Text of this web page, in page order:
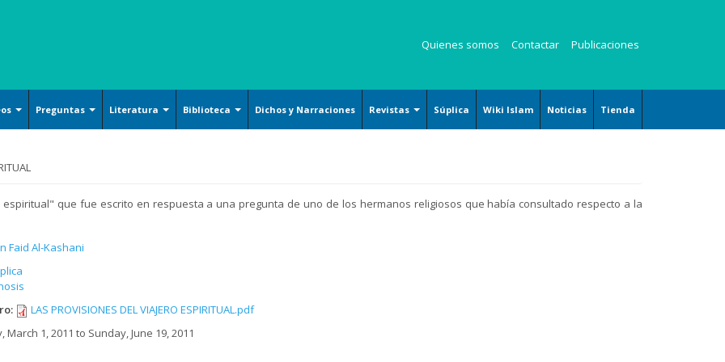
Quienes somos Contactar Publicaciones
Handicrafts
Islamic Calligraphy
Tazhib (Ornamentation of
valuables pages and texts)
Armamentos y utensilios
decorados artísticamente
Pintura
Preguntas Literatura Biblioteca
Mujer, Familia y Educación
Dichos y Narraciones Revistas Súplica Wiki Islam Noticias Tienda
que fue escrito en respuesta a una pregunta de uno de los hermanos religiosos que había consultado respecto a la
Faid Al-Kashani
LAS PROVISIONES DEL VIAJERO ESPIRITUAL.pdf
March 1, 2011 to Sunday, June 19, 2011